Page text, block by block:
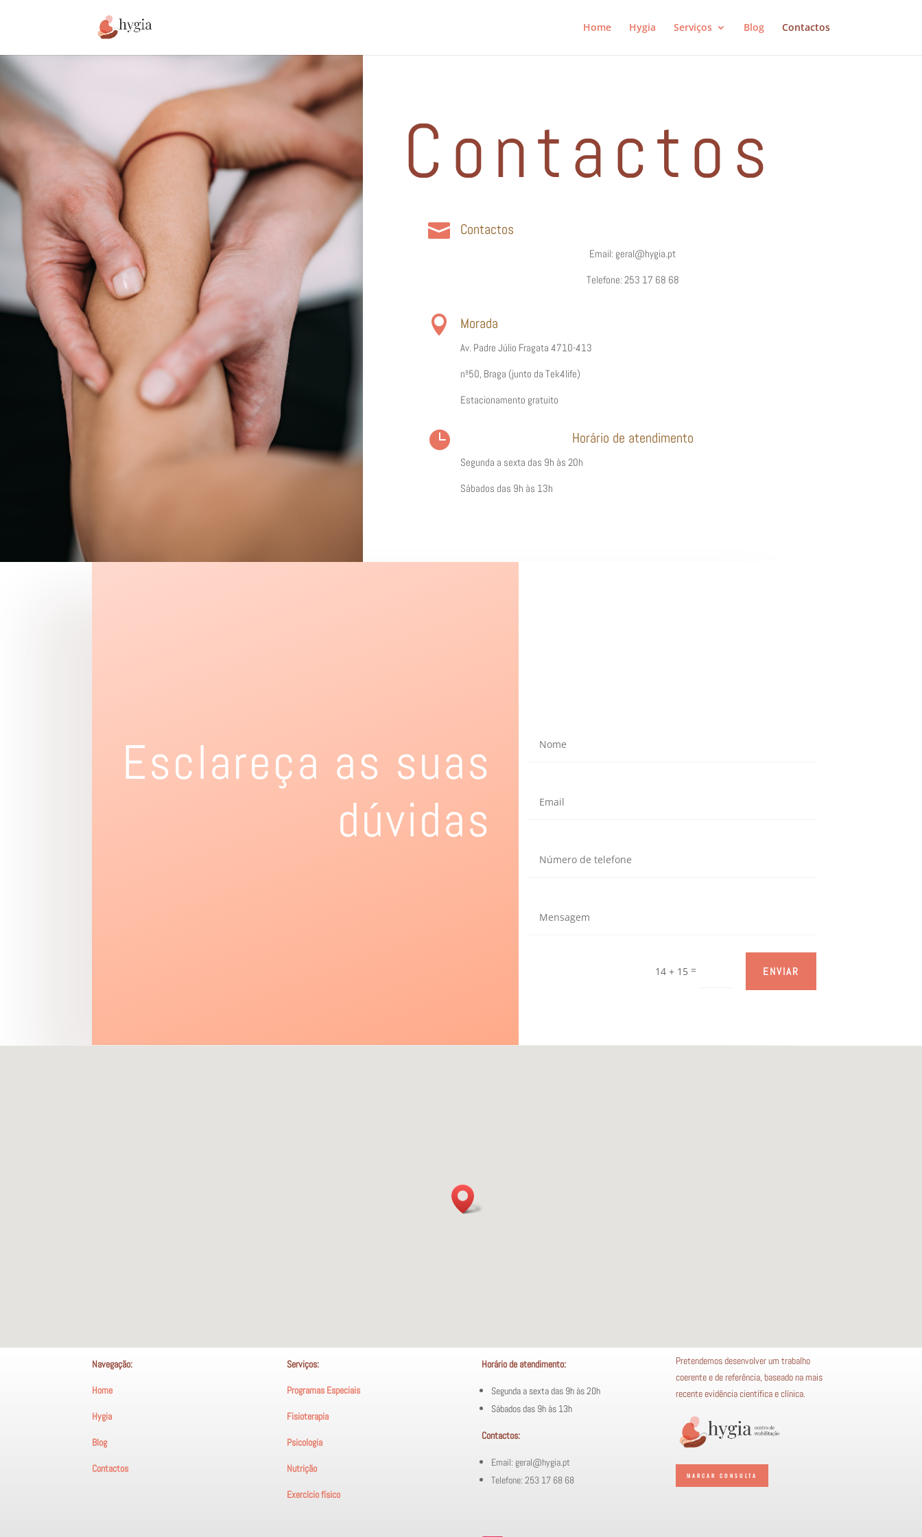
Home Hygia Serviços Blog Contactos
Contactos
 Contactos
Email: geral@hygia.pt
Telefone: 253 17 68 68
 Morada
Av. Padre Júlio Fragata 4710-413
nº50, Braga (junto da Tek4life)
Estacionamento gratuito
 Horário de atendimento
Segunda a sexta das 9h às 20h
Sábados das 9h às 13h
Esclareça as suas
dúvidas
14 + 15= ENVIAR
Navegação:
Home
Hygia
Blog
Contactos
Serviços:
Programas Especiais
Fisioterapia
Psicologia
Nutrição
Exercício físico
Horário de atendimento:
Segunda a sexta das 9h às 20h
Sábados das 9h às 13h
Contactos:
Email: geral@hygia.pt
Telefone: 253 17 68 68
Pretendemos desenvolver um trabalho
coerente e de referência, baseado na mais
recente evidência científica e clínica.
MARCAR CONSULTA